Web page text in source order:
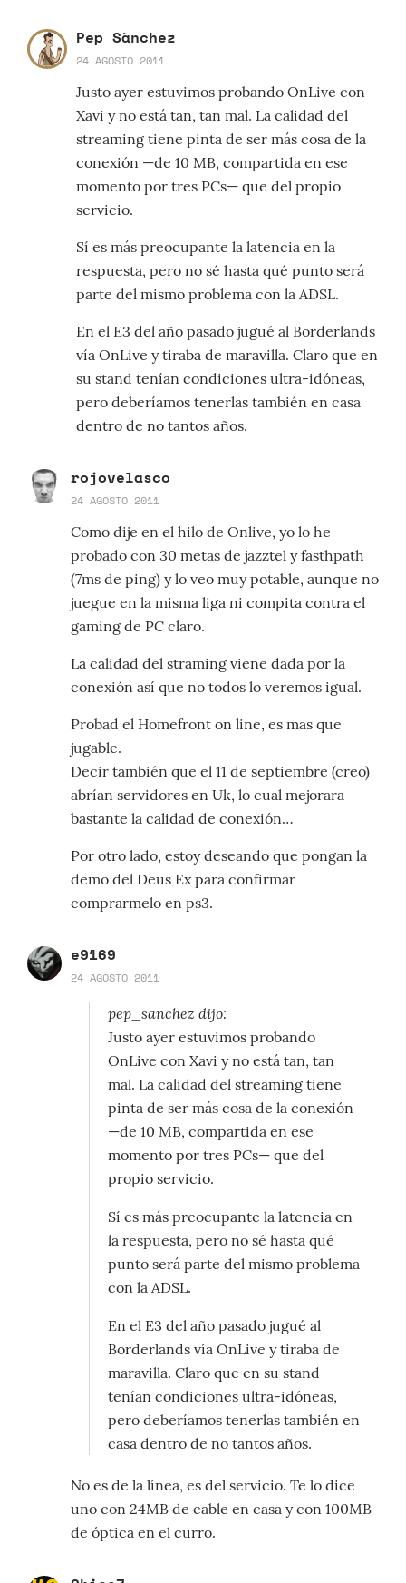
Pep Sànchez
24 AGOSTO 2011
Justo ayer estuvimos probando OnLive con
Xavi y no está tan, tan mal. La calidad del
streaming tiene pinta de ser más cosa de la
conexión —de 10 MB, compartida en ese
momento por tres PCs— que del propio
servicio.
Sí es más preocupante la latencia en la
respuesta, pero no sé hasta qué punto será
parte del mismo problema con la ADSL.
En el E3 del año pasado jugué al Borderlands
vía OnLive y tiraba de maravilla. Claro que en
su stand tenían condiciones ultra-idóneas,
pero deberíamos tenerlas también en casa
dentro de no tantos años.
rojovelasco
24 AGOSTO 2011
Como dije en el hilo de Onlive, yo lo he
probado con 30 metas de jazztel y fasthpath
(7ms de ping) y lo veo muy potable, aunque no
juegue en la misma liga ni compita contra el
gaming de PC claro.
La calidad del straming viene dada por la
conexión así que no todos lo veremos igual.
Probad el Homefront on line, es mas que
jugable.
Decir también que el 11 de septiembre (creo)
abrían servidores en Uk, lo cual mejorara
bastante la calidad de conexión…
Por otro lado, estoy deseando que pongan la
demo del Deus Ex para confirmar
comprarmelo en ps3.
e9169
24 AGOSTO 2011
pep_sanchez dijo:
Justo ayer estuvimos probando
OnLive con Xavi y no está tan, tan
mal. La calidad del streaming tiene
pinta de ser más cosa de la conexión
—de 10 MB, compartida en ese
momento por tres PCs— que del
propio servicio.
Sí es más preocupante la latencia en
la respuesta, pero no sé hasta qué
punto será parte del mismo problema
con la ADSL.
En el E3 del año pasado jugué al
Borderlands vía OnLive y tiraba de
maravilla. Claro que en su stand
tenían condiciones ultra-idóneas,
pero deberíamos tenerlas también en
casa dentro de no tantos años.
No es de la línea, es del servicio. Te lo dice
uno con 24MB de cable en casa y con 100MB
de óptica en el curro.